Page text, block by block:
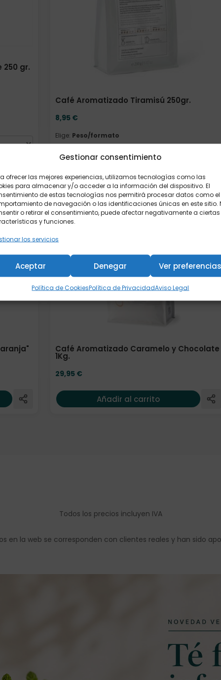
Gestionar consentimiento
ofrecer las mejores experiencias, utilizamos tecnologías como las
para almacenar y/o acceder a la información del dispositivo. El
de estas tecnologías nos permitirá procesar datos como el
de navegación o las identificaciones únicas en este sitio.
o retirar el consentimiento, puede afectar negativamente a ciertas
y funciones.
los servicios
Aceptar Denegar Ver
Política de CookiesPolítica de PrivacidadAviso Legal
gr.
Café Aromatizado Tiramisú 250gr.
8,95 €
Elige: Peso/formato
Añadir al carrito
Café Aromatizado Caramelo y Chocolate
1Kg.
29,95 €
Añadir al carrito
Todos los precios incluyen IVA
en la web se corresponden con clientes reales y han sido